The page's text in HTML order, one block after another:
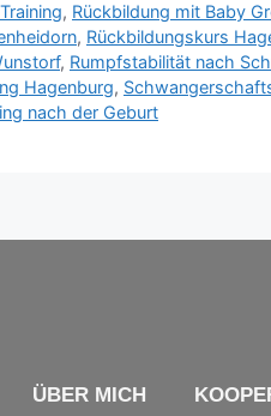
, Rückbildung mit Baby
, Rückbildungskurs
, Rumpfstabilität nach
Hagenburg,
nach der Geburt
ÜBER MICH